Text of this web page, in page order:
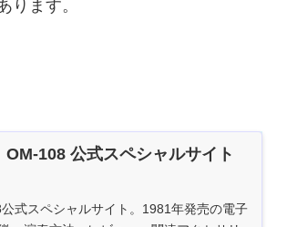
ります。
108 公式スペシャルサイト
式スペシャルサイト。1981年発売の電子